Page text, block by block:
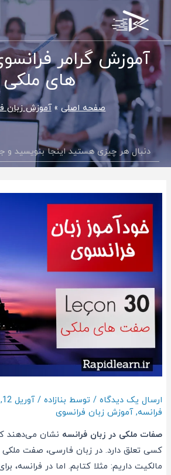
آموزش گرامر
های ملکی
صفحه اصلی آموزش زبان
جستجو
ارسال یک دیدگاه / توسط بنازاده /آوریل 12, 2016
فرانسه,آموزش زبان فرانسوی
صفات ملكی در زبان فرانسهنشان می‌دهند
کسی تعلق دارد.در زبان فارسی، صفت ملکی
مالکیت داریم: مثلا کتابم. اما در فرانسه،